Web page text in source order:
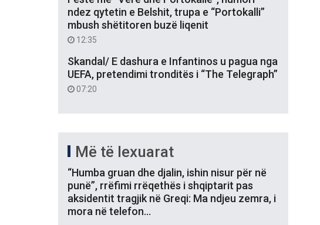
ndez qytetin e Belshit, trupa e “Portokalli”
mbush shëtitoren buzë liqenit
12:35
Skandal/ E dashura e Infantinos u pagua nga
UEFA, pretendimi tronditës i “The Telegraph”
07:20
Më të lexuarat
“Humba gruan dhe djalin, ishin nisur për në
punë”, rrëfimi rrëqethës i shqiptarit pas
aksidentit tragjik në Greqi: Ma ndjeu zemra, i
mora në telefon…